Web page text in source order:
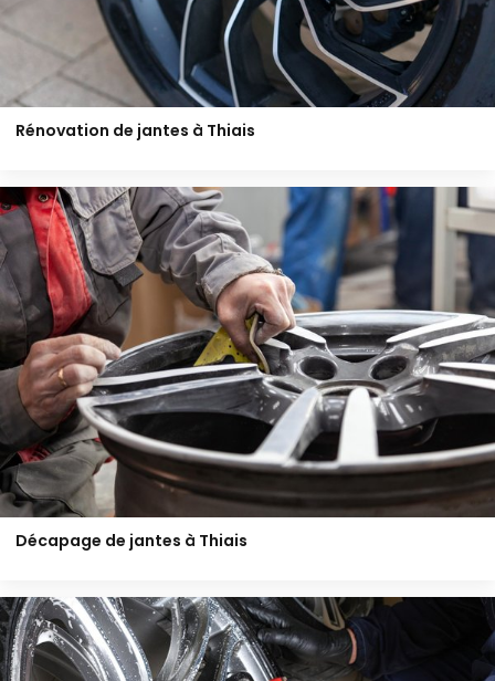
Rénovation de jantes à Thiais
Décapage de jantes à Thiais